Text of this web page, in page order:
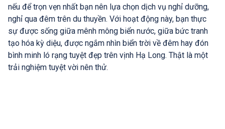
nếu để trọn vẹn nhất bạn nên lựa chọn dịch vụ nghỉ dưỡng,
nghỉ qua đêm trên du thuyền. Với hoạt động này, bạn thực
sự được sống giữa mênh mông biển nước, giữa bức tranh
tạo hóa kỳ diệu, được ngắm nhìn biển trời về đêm hay đón
bình minh ló rạng tuyệt đẹp trên vịnh Hạ Long. Thật là một
trải nghiệm tuyệt vời nên thử.